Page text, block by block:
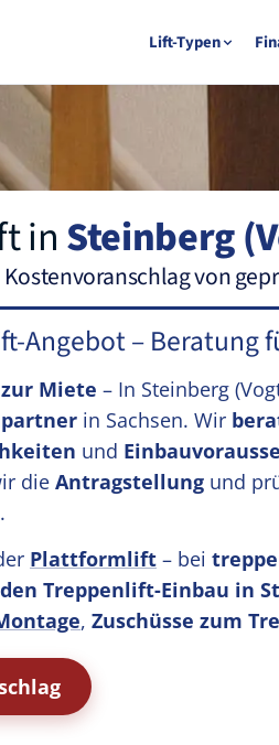
Lift-Typen
inSteinberg
Kostenvoranschlag von
Angebot – Beratung
Miete – In Steinberg
in Sachsen. Wir
und
die Antragstellung und
.
Plattformlift – bei
Treppenlift-Einbau in
, Zuschüsse zum